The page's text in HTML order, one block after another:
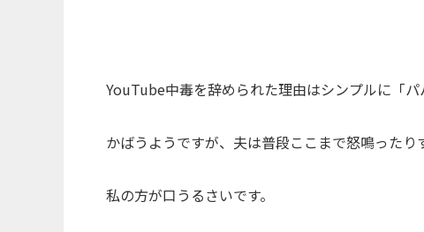
YouTube中毒を辞められた理由はシンプルに「
かばうようですが、夫は普段ここまで怒鳴ったり
私の方が口うるさいです。